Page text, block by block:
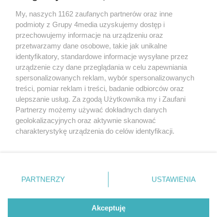
Redakcja Reklama Prywatność
Praca Łódź
the:protocol
Facebook.com
Youtube.com
My, naszych 1162 zaufanych partnerów oraz inne
podmioty z Grupy 4media uzyskujemy dostęp i
przechowujemy informacje na urządzeniu oraz
przetwarzamy dane osobowe, takie jak unikalne
identyfikatory, standardowe informacje wysyłane przez
urządzenie czy dane przeglądania w celu zapewniania
spersonalizowanych reklam, wybór spersonalizowanych
treści, pomiar reklam i treści, badanie odbiorców oraz
ulepszanie usług. Za zgodą Użytkownika my i Zaufani
Partnerzy możemy używać dokładnych danych
geolokalizacyjnych oraz aktywnie skanować
charakterystykę urządzenia do celów identyfikacji.
zmienić/wycofać klikając przycisk ustawień prywatności
znajdujący się w lewym dolnym rogu strony
. Niektóre
użytkownika, ale masz prawo sprzeciwić się takiemu
PARTNERZY USTAWIENIA
Akceptuję